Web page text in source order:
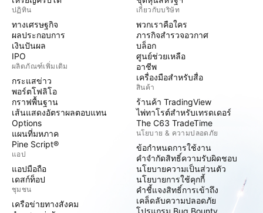
ปฏิทิน
ทางเศรษฐกิจ
ผลประกอบการ
เงินปันผล
IPO
ผลิตภัณฑ์เพิ่มเติม
กระแสข่าว
พอร์ตโฟลิโอ
กราฟพื้นฐาน
เส้นแสดงอัตราผลตอบแทน
Options
แผนที่มหภาค
Pine Script®
แอป
แอปมือถือ
เดสก์ท็อป
ชุมชน
เครือข่ายทางสังคม
เกี่ยวกับบริษัท
พวกเราคือใคร
ภารกิจสำรวจอวกาศ
บล็อก
ศูนย์ช่วยเหลือ
อาชีพ
เครื่องมือสำหรับสื่อ
สินค้า
ร้านค้า TradingView
ไพ่ทาโรต์สำหรับเทรดเดอร์
The C63 TradeTime
นโยบาย & ความปลอดภัย
ข้อกำหนดการใช้งาน
คำจำกัดสิทธิ์ความรับผิดชอบ
นโยบายความเป็นส่วนตัว
นโยบายการใช้คุกกี้
คำชี้แจงสิทธิ์การเข้าถึง
เคล็ดลับความปลอดภัย
โปรแกรม Bug Bounty